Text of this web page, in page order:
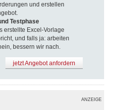
und erstellen
Testphase
erstellte Excel-Vorlage
und falls ja: arbeiten
bessern wir nach.
jetzt Angebot anfordern
ANZEIGE